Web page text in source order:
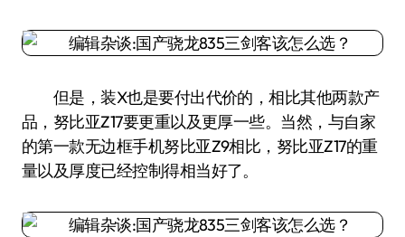
但是，装X也是要付出代价的，相比其他两款产
品，努比亚Z17要更重以及更厚一些。当然，与自家
的第一款无边框手机努比亚Z9相比，努比亚Z17的重
量以及厚度已经控制得相当好了。